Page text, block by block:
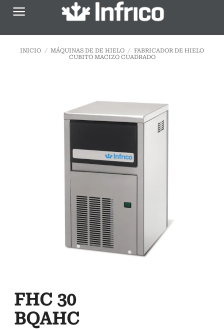
Saltar
INICIO / MÁQUINAS DE DE HIELO / FABRICADOR DE HIELO
CUBITO MACIZO CUADRADO
FHC 30
BQAHC